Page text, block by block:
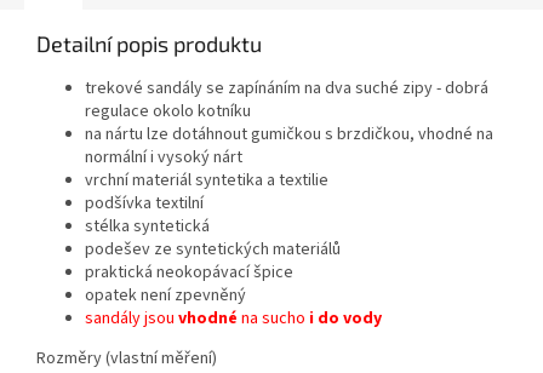
Detailní popis produktu
trekové sandály se zapínáním na dva suché zipy - dobrá
regulace okolo kotníku
na nártu lze dotáhnout gumičkou s brzdičkou, vhodné na
normální i vysoký nárt
vrchní materiál syntetika a textilie
podšívka textilní
stélka syntetická
podešev ze syntetických materiálů
praktická neokopávací špice
opatek není zpevněný
sandály jsou vhodné na sucho i do vody
Rozměry (vlastní měření)